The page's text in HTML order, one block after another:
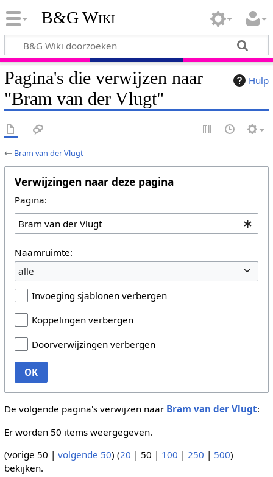
B&G Wiki
Hulp
Pagina's die verwijzen naar
"Bram van der Vlugt"
← Bram van der Vlugt
Verwijzingen naar deze pagina
Pagina:
Naamruimte:
alle
Invoeging sjablonen verbergen
Koppelingen verbergen
Doorverwijzingen verbergen
OK
De volgende pagina's verwijzen naar Bram van der Vlugt:
Er worden 50 items weergegeven.
(vorige 50 | volgende 50) (20 | 50 | 100 | 250 | 500)
bekijken.